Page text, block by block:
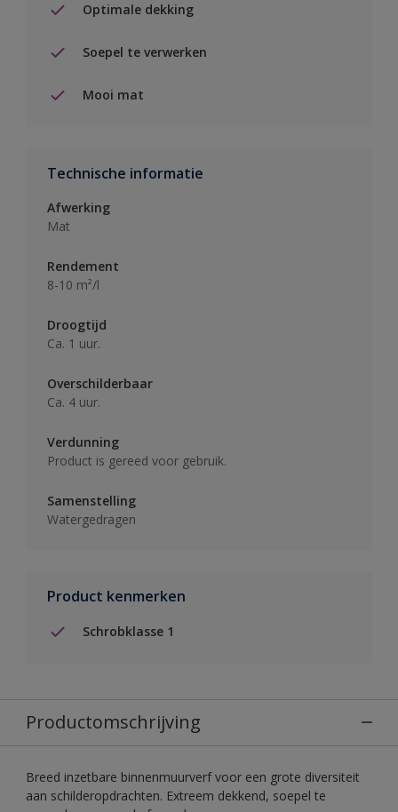
Optimale dekking
Soepel te verwerken
Mooi mat
Technische informatie
Afwerking
Mat
Rendement
8-10 m²/l
Droogtijd
Ca. 1 uur.
Overschilderbaar
Ca. 4 uur.
Verdunning
Product is gereed voor gebruik.
Samenstelling
Watergedragen
Product kenmerken
Schrobklasse 1
Productomschrijving
Breed inzetbare binnenmuurverf voor een grote diversiteit
aan schilderopdrachten. Extreem dekkend, soepel te